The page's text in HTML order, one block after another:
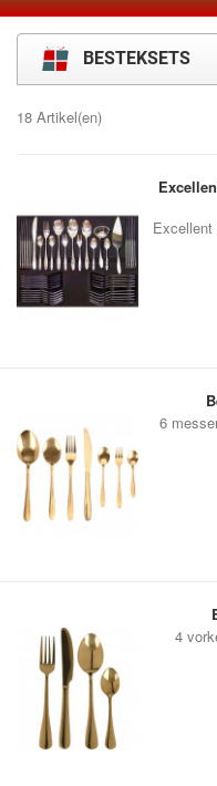
BESTEKSETS
18 Artikel(en)
6
4